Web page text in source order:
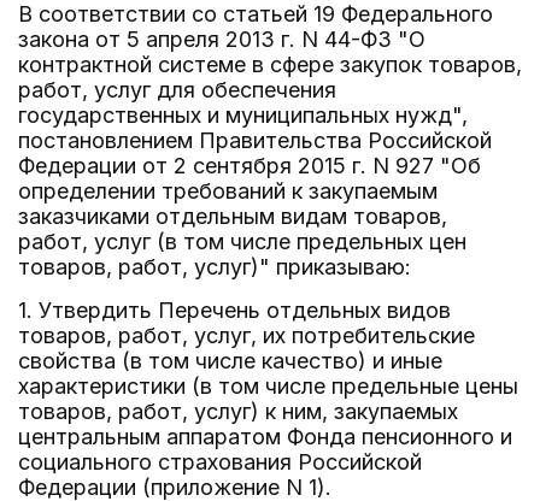
В соответствии со статьей 19 Федерального
закона от 5 апреля 2013 г. N 44-ФЗ "О
контрактной системе в сфере закупок товаров,
работ, услуг для обеспечения
государственных и муниципальных нужд",
постановлением Правительства Российской
Федерации от 2 сентября 2015 г. N 927 "Об
определении требований к закупаемым
заказчиками отдельным видам товаров,
работ, услуг (в том числе предельных цен
товаров, работ, услуг)" приказываю:
1. Утвердить Перечень отдельных видов
товаров, работ, услуг, их потребительские
свойства (в том числе качество) и иные
характеристики (в том числе предельные цены
товаров, работ, услуг) к ним, закупаемых
центральным аппаратом Фонда пенсионного и
социального страхования Российской
Федерации (приложение N 1).